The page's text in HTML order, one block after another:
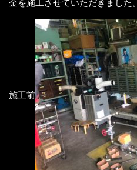
金を施工させていただきました。
施工前